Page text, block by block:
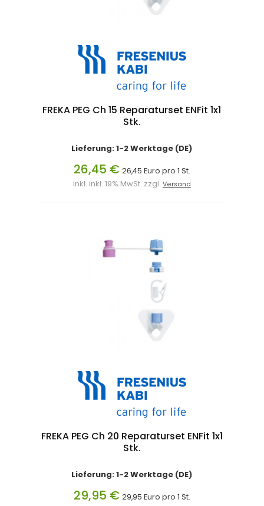
FREKA PEG Ch 15 Reparaturset ENFit 1x1
Stk.
Lieferung: 1-2 Werktage (DE)
26,45 € 26,45 Euro pro 1 St.
inkl. inkl. 19% MwSt. zzgl. Versand
FREKA PEG Ch 20 Reparaturset ENFit 1x1
Stk.
Lieferung: 1-2 Werktage (DE)
29,95 € 29,95 Euro pro 1 St.